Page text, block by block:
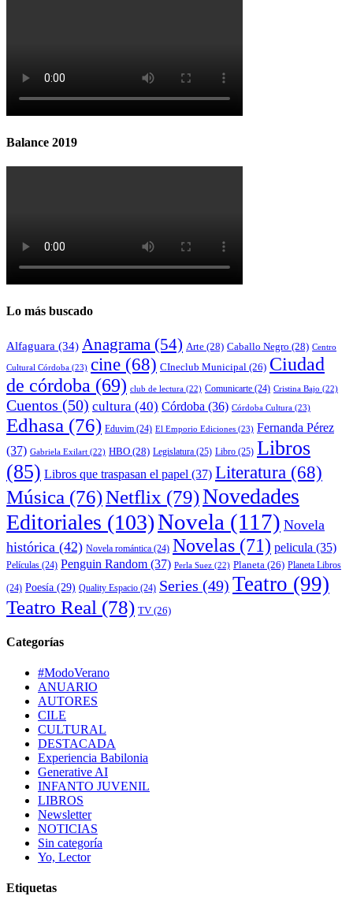
Balance 2019
Lo más buscado
Alfaguara (34) Anagrama (54) Arte (28) Caballo Negro (28) Centro
Cultural Córdoba (23) cine (68) CIneclub Municipal (26) Ciudad
de córdoba (69) club de lectura (22) Comunicarte (24) Cristina Bajo (22)
Cuentos (50) cultura (40) Córdoba (36) Córdoba Cultura (23)
Edhasa (76) Eduvim (24) El Emporio Ediciones (23) Fernanda Pérez
(37) Gabriela Exilart (22) HBO (28) Legislatura (25) Libro (25) Libros
(85) Libros que traspasan el papel (37) Literatura (68)
Música (76)Netflix (79)Novedades
Editoriales (103)Novela (117) Novela
histórica (42) Novela romántica (24) Novelas (71) pelicula (35)
Películas (24) Penguin Random (37) Perla Suez (22) Planeta (26) Planeta Libros
(24) Poesía (29) Quality Espacio (24) Series (49) Teatro (99)
Teatro Real (78) TV (26)
Categorías
#ModoVerano
ANUARIO
AUTORES
CILE
CULTURAL
DESTACADA
Experiencia Babilonia
Generative AI
INFANTO JUVENIL
LIBROS
Newsletter
NOTICIAS
Sin categoría
Yo, Lector
Etiquetas